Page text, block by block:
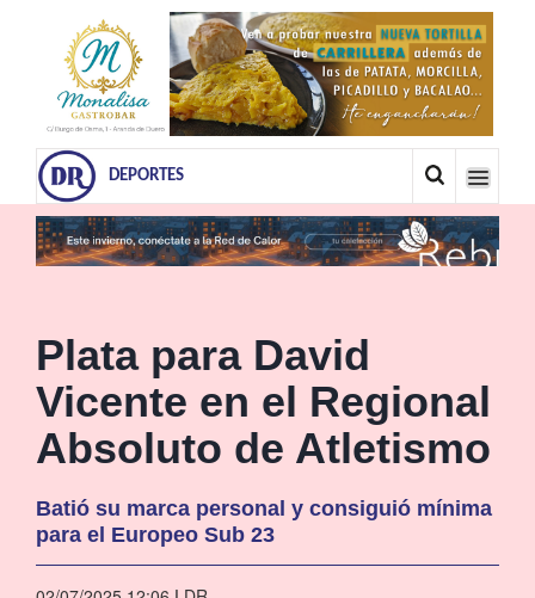
DEPORTES
Plata para David
Vicente en el Regional
Absoluto de Atletismo
Batió su marca personal y consiguió mínima
para el Europeo Sub 23